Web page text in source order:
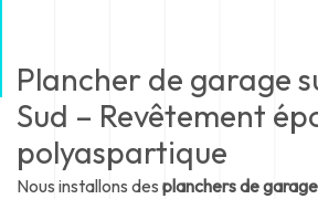
Plancher de garage
Sud – Revêtement
polyaspartique
Nous installons des planchers de